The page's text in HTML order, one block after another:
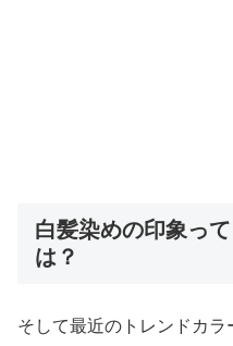
白髪染めの印象っ
は？
そして最近のトレンドカ